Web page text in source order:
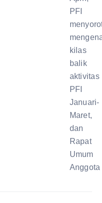
PFI
kilas
balik
aktivitas
PFI
Januari-
Maret,
dan
Rapat
Umum
Anggota